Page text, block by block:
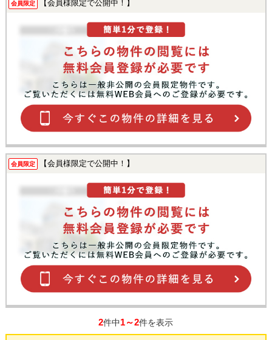
会員限定 【会員様限定で公開中！】
会員限定 【会員様限定で公開中！】
2件中1～2件を表示